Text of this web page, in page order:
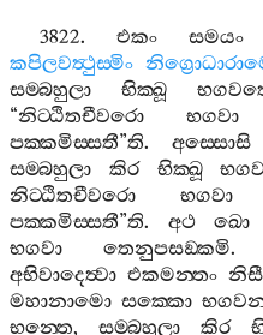
3822. එකං සමයං
කපිලවත්‍ථුස‍්මිං
සම‍්බහුලා
භික‍්ඛූ
“නිට‍්ඨිතචීවරො භගවා
පක‍්කමිස‍්සතී”ති. අස‍්සොසි
සම‍්බහුලා
කිර භික‍්ඛූ
නිට‍්ඨිතචීවරො
භගවා
පක‍්කමිස‍්සතී”ති. අථ ඛො
භගවා
තෙනුපසඞ‍්කමි
අභිවාදෙත්‍වා එකමන‍්තං
මහානාමො සක‍්කො
භන‍්තෙ, සම‍්බහුලා කිර